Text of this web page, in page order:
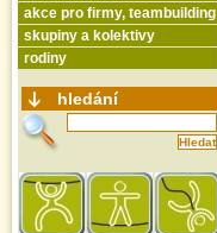
akce pro firmy, teambuilding
skupiny a kolektivy
rodiny
hledání